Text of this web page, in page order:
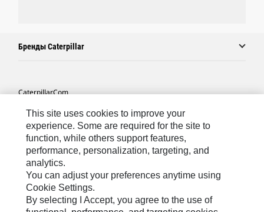
Бренды Caterpillar
Caterpillar.com
Связаться С Caterpillar
Карта Сайта
Cookie Settings
Юридическая Информация
Конфиденциальность Личных Данных
This site uses cookies to improve your
experience. Some are required for the site to
function, while others support features,
performance, personalization, targeting, and
analytics.
You can adjust your preferences anytime using
Cookie Settings.
By selecting I Accept, you agree to the use of